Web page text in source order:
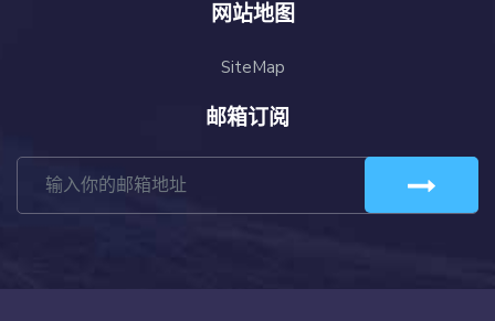
网站地图
SiteMap
邮箱订阅